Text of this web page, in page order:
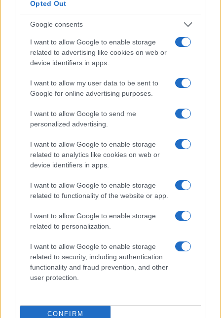
Opted Out
Google consents
I want to allow Google to enable storage
related to advertising like cookies on web or
device identifiers in apps.
I want to allow my user data to be sent to
Google for online advertising purposes.
I want to allow Google to send me
personalized advertising.
I want to allow Google to enable storage
related to analytics like cookies on web or
device identifiers in apps.
I want to allow Google to enable storage
related to functionality of the website or app.
I want to allow Google to enable storage
related to personalization.
I want to allow Google to enable storage
related to security, including authentication
functionality and fraud prevention, and other
user protection.
CONFIRM
Caro Porro, la sinistra lo
voleva. Ma Guccini era un
battitore libero
Il cantautore non era coercibile all'ottusa
militanza che è tanto gradita al potere
8 Agosto 2026, 18:00
1.7k